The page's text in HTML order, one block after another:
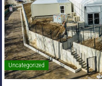
Uncategorized